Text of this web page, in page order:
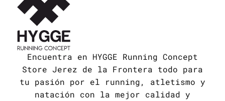
Encuentra en HYGGE Running Concept
Store Jerez de la Frontera todo para
tu pasión por el running, atletismo y
natación con la mejor calidad y